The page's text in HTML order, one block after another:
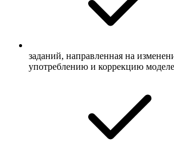
заданий, направленная на
употреблению и коррекцию